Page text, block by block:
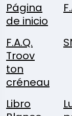
Página
de inicio
F.A.Q.
Troov
ton
créneau
Libro